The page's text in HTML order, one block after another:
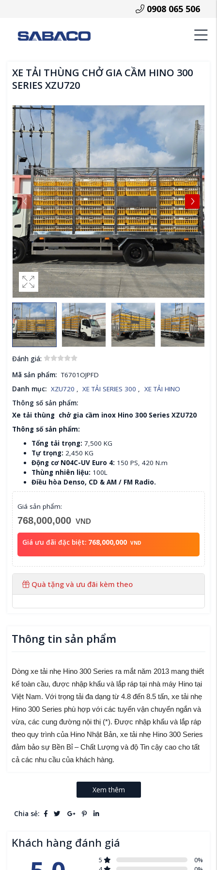
0908 065 506
XE TẢI THÙNG CHỞ GIA CẦM HINO 300
SERIES XZU720
Đánh giá:
Mã sản phẩm: T6701OJPFD
Danh mục: XZU720 , XE TẢI SERIES 300 , XE TẢI HINO
Thông số sản phẩm:
Xe tải thùng chở gia cầm inox Hino 300 Series XZU720
Thông số sản phẩm:
Tổng tải trọng: 7,500 KG
Tự trọng: 2,450 KG
Động cơ N04C-UV Euro 4: 150 PS, 420 N.m
Thùng nhiên liệu: 100L
Điều hòa Denso, CD & AM / FM Radio.
Giá sản phẩm:
768,000,000 VND
Giá ưu đãi đặc biệt: 768,000,000 VND
Quà tặng và ưu đãi kèm theo
Thông tin sản phẩm
Dòng xe tải nhẹ Hino 300 Series ra mắt năm 2013 mang thiết
kế toàn cầu, được nhập khẩu và lắp ráp tại nhà máy Hino tại
Việt Nam. Với trọng tải đa dạng từ 4.8 đến 8.5 tấn, xe tải nhẹ
Hino 300 Series phù hợp với các tuyến vận chuyển ngắn và
vừa, các cung đường nội thị (*). Được nhập khẩu và lắp ráp
theo quy trình của Hino Nhật Bản, xe tải nhẹ Hino 300 Series
đảm bảo sự Bền Bỉ – Chất Lượng và độ Tin cậy cao cho tất
cả các nhu cầu của khách hàng.
Tổng tải trọng (Kg): 7,500
Kích thước xe
Khoảng cách từ sau Cabin đến điểm cuối chassis (mm):
Xem thêm
Chia sẻ:
Khách hàng đánh giá
5 0%